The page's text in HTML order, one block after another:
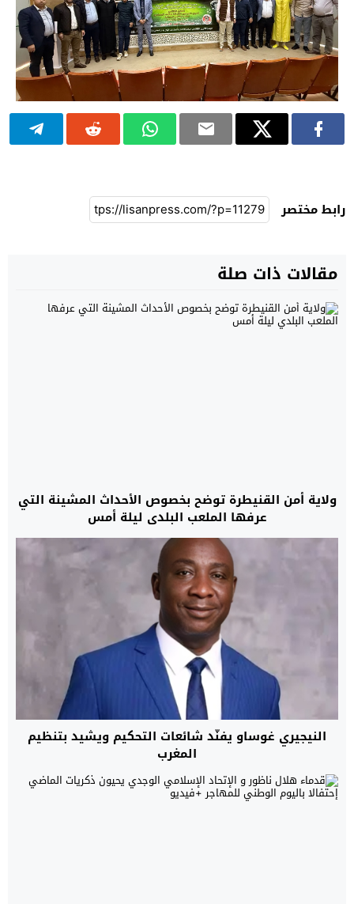
رابط مختصر
مقالات ذات صلة
ولاية أمن القنيطرة توضح بخصوص الأحداث المشينة التي
عرفها الملعب البلدي ليلة أمس
النيجيري غوساو يفنّد شائعات التحكيم ويشيد بتنظيم
المغرب